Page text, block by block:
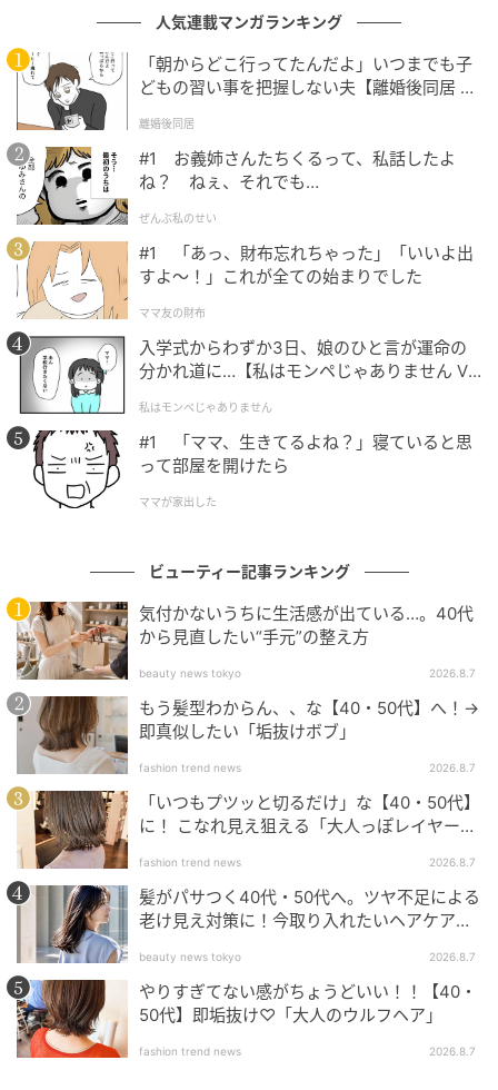
の凹凸や色ムラを均一化しながらも、素肌感はしっか
り残る。近距離で見ても「ファンデーションを塗った
感」が出にくく、もともと肌がきれいな人のような印
象を演出できる。
特に頬の高い位置や額に現れる光の反射が美しく、時
間が経っても厚塗り感が出にくい点は秀逸だった。
付属パフとの相性
Hearst Owned
付属のパフは比較的密度が高く、均一に粉を含みやす
い。
人気連載マンガランキング
「朝からどこ行ってたんだよ」いつまでも子
どもの習い事を把握しない夫【離婚後同居 Vo
離婚後同居
#1 お義姉さんたちくるって、私話したよ
ね？ ねぇ、それでも…
ぜんぶ私のせい
#1 「あっ、財布忘れちゃった」「いいよ出
すよ〜！」これが全ての始まりでした
ママ友の財布
入学式からわずか3日、娘のひと言が運命の
分かれ道に…【私はモンペじゃありません Vo
私はモンペじゃありません
#1 「ママ、生きてるよね？」寝ていると思
って部屋を開けたら
ママが家出した
ビューティー記事ランキング
気付かないうちに生活感が出ている…。40代
から見直したい“手元”の整え方
beauty news tokyo 2026.8.7
もう髪型わからん、、な【40・50代】へ！→
即真似したい「垢抜けボブ」
fashion trend news 2026.8.7
「いつもプツッと切るだけ」な【40・50代】
に！ こなれ見え狙える「大人っぽレイヤーヘ
fashion trend news 2026.8.7
髪がパサつく40代・50代へ。ツヤ不足による
老け見え対策に！今取り入れたいヘアケア名
beauty news tokyo 2026.8.7
やりすぎてない感がちょうどいい！！【40・
50代】即垢抜け♡「大人のウルフヘア」
fashion trend news 2026.8.7